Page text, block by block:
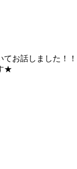
お話しました！！
★